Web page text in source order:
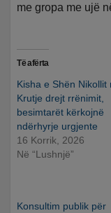
me gropa me ujë
Të afërta
Kisha e Shën Nikollit
Krutje drejt rrënimit,
besimtarët kërkojnë
ndërhyrje urgjente
16 Korrik, 2026
Në “Lushnjë”
Konsultim publik për